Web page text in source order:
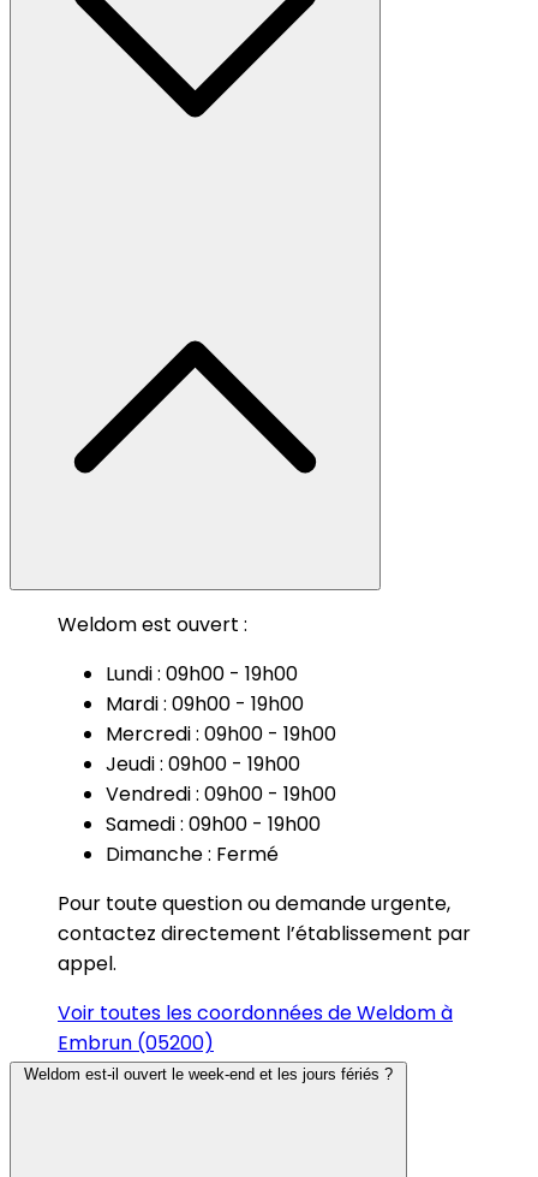
Weldom est ouvert :
Lundi : 09h00 - 19h00
Mardi : 09h00 - 19h00
Mercredi : 09h00 - 19h00
Jeudi : 09h00 - 19h00
Vendredi : 09h00 - 19h00
Samedi : 09h00 - 19h00
Dimanche : Fermé
Pour toute question ou demande urgente,
contactez directement l’établissement par
appel.
Voir toutes les coordonnées de Weldom à
Embrun (05200)
Weldom est-il ouvert le week-end et les jours fériés ?